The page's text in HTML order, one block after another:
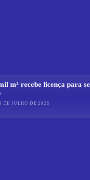
m² recebe licença para
DE JULHO DE 2026